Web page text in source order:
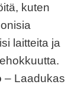
kuten
laitteita ja
– Laadukas